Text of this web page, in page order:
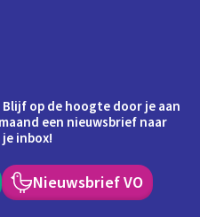
op de hoogte door je aan
een nieuwsbrief naar
inbox!
Nieuwsbrief VO